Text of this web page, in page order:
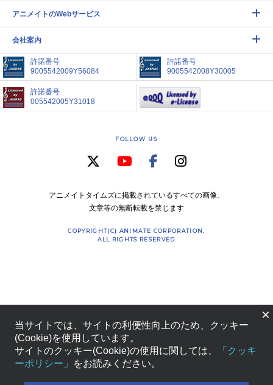
アニメイトのWebサービス
会社案内
許諾番号
9005542009Y56084
許諾番号
9005542008Y30005
許諾番号
005542005Y31018
FOLLOW US
アニメイトタイムズに掲載されているすべての画像、
文章等の無断転載を禁じます
COPYRIGHT(C) ANIMATE CORPORATION.
ALL RIGHTS RESERVED
×
当サイトでは、サイトの利便性向上のため、クッキー
(Cookie)を使用しています。
サイトのクッキー(Cookie)の使用に関しては、
「クッキ
ーポリシー」
をお読みください。